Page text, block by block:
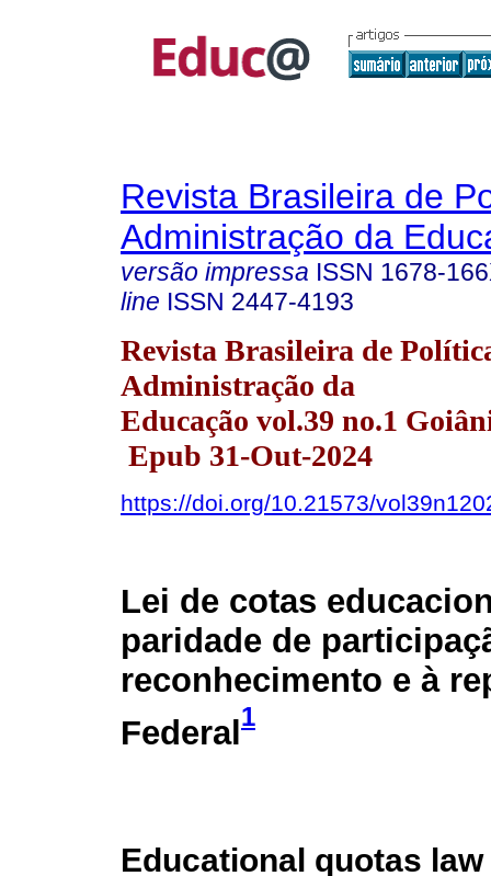
Revista Brasileira de
Administração da
versão impressa ISSN 1678-
line ISSN 2447-4193
Revista Brasileira de
Administração da
Educação vol.39 no.1
Epub 31-Out-2024
https://doi.org/10.21573/
Lei de cotas
paridade de
reconhecimento e à
Federal 1
Educational quotas